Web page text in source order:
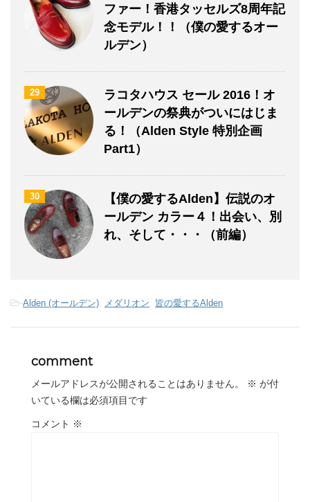
ファー！香港タッセルズ8周年記
念モデル！！（僕の愛するオー
ルデン）
29
ラコタハウス セール 2016！オ
ールデンの祭典がついにはじま
る！（Alden Style 特別企画
Part1）
30
【僕の愛するAlden】伝説のオ
ールデン カラー４！出会い、別
れ、そして・・・（前編）
-Alden (オールデン) メダリオン 皆の愛するAlden
comment
メールアドレスが公開されることはありません。 ※ が付
いている欄は必須項目です
コメント ※